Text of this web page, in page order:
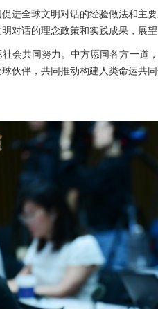
进全球文明对话的经验做法和主
对话的理念政策和实践成果，展
会共同努力。中方愿同各方一道
伙伴，共同推动构建人类命运共